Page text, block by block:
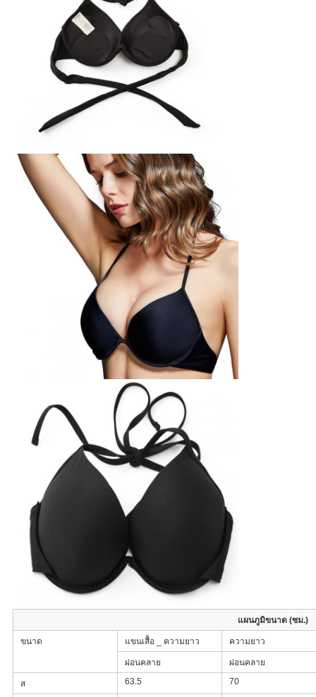
เว็บไซต์
PRIVACY
POLICY
แผนภูมิขนาด (ซม.)
ขนาด แขนเสื้อ _ ความยาว ความยาว
ผ่อนคลาย ผ่อนคลาย
ส 63.5 70